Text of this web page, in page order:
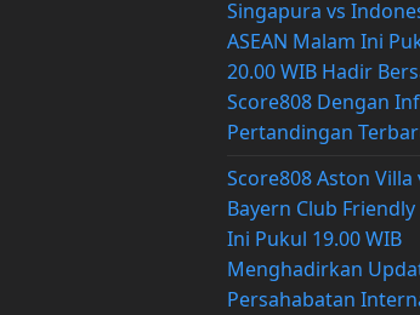
Singapura vs
ASEAN Malam Ini
20.00 WIB Hadir
Score808 Dengan
Pertandingan
Score808 Aston Villa
Bayern Club
Ini Pukul 19.00 WIB
Menghadirkan
Persahabatan